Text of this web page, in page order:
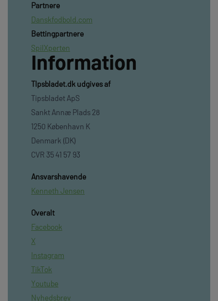
Partnere
Danskfodbold.com
Bettingpartnere
SpilXperten
Information
TIpsbladet.dk udgives af
Tipsbladet ApS
Sankt Annæ Plads 28
1250 København K
Denmark (DK)
CVR 35 41 57 93
Ansvarshavende
Kenneth Jensen
Overalt
Facebook
X
Instagram
TikTok
Youtube
Nyhedsbrev